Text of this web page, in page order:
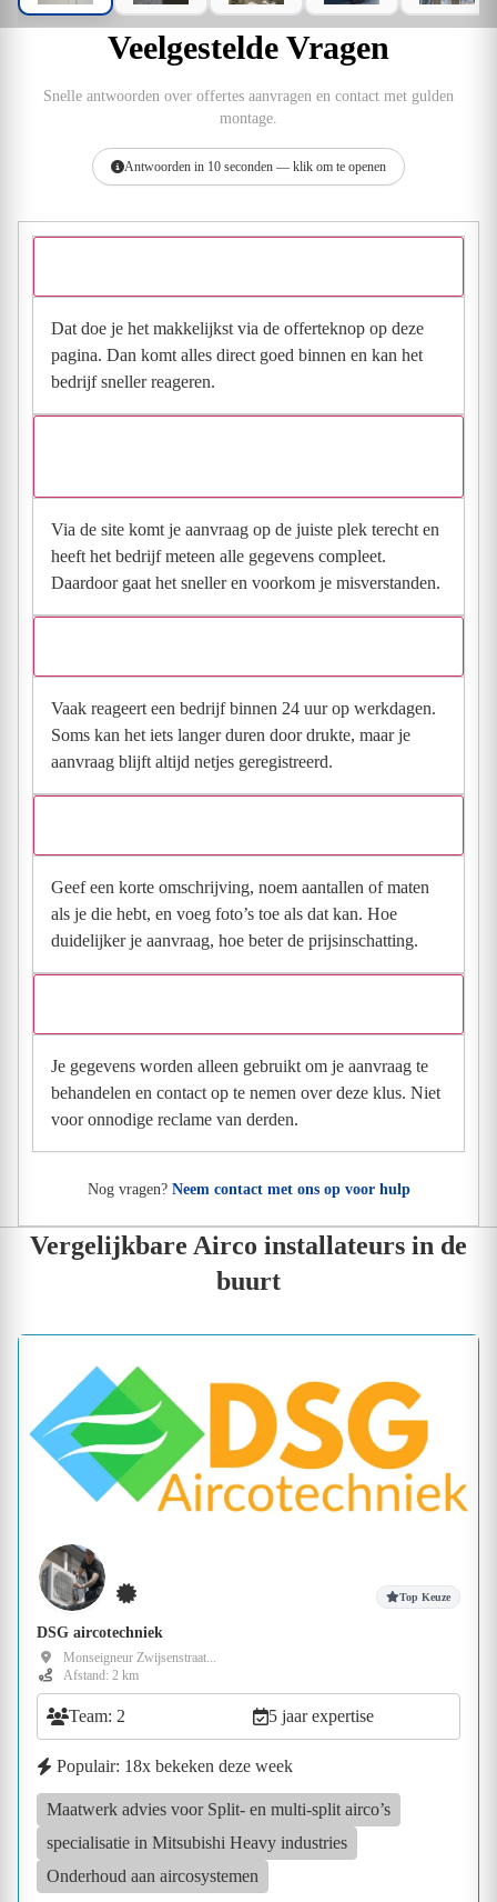
Veelgestelde Vragen
Snelle antwoorden over offertes aanvragen en contact met gulden
montage.
Antwoorden in 10 seconden — klik om te openen
Dat doe je het makkelijkst via de offerteknop op deze
pagina. Dan komt alles direct goed binnen en kan het
bedrijf sneller reageren.
Via de site komt je aanvraag op de juiste plek terecht en
heeft het bedrijf meteen alle gegevens compleet.
Daardoor gaat het sneller en voorkom je misverstanden.
Vaak reageert een bedrijf binnen 24 uur op werkdagen.
Soms kan het iets langer duren door drukte, maar je
aanvraag blijft altijd netjes geregistreerd.
Geef een korte omschrijving, noem aantallen of maten
als je die hebt, en voeg foto’s toe als dat kan. Hoe
duidelijker je aanvraag, hoe beter de prijsinschatting.
Je gegevens worden alleen gebruikt om je aanvraag te
behandelen en contact op te nemen over deze klus. Niet
voor onnodige reclame van derden.
Nog vragen? Neem contact met ons op voor hulp
Vergelijkbare Airco installateurs in de
buurt
Top Keuze
DSG aircotechniek
Monseigneur Zwijsenstraat...
Afstand: 2 km
Team: 2 5 jaar expertise
Populair: 18x bekeken deze week
Maatwerk advies voor Split‑ en multi‑split airco’s
specialisatie in Mitsubishi Heavy industries
Onderhoud aan aircosystemen